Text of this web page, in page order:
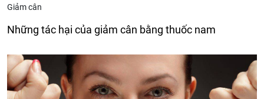
Giảm cân
Những tác hại của giảm cân bằng thuốc nam